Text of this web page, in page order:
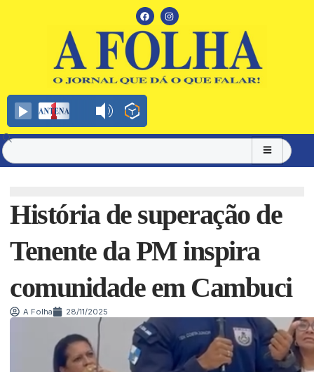
História de superação de
Tenente da PM inspira
comunidade em Cambuci
A Folha 28/11/2025